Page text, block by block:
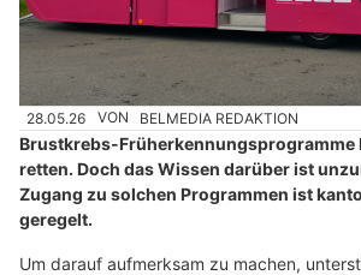
28.05.26 VON BELMEDIA REDAKTION
Brustkrebs-Früherkennungsprogramme
retten. Doch das Wissen darüber ist
Zugang zu solchen Programmen ist
geregelt.
Um darauf aufmerksam zu machen,